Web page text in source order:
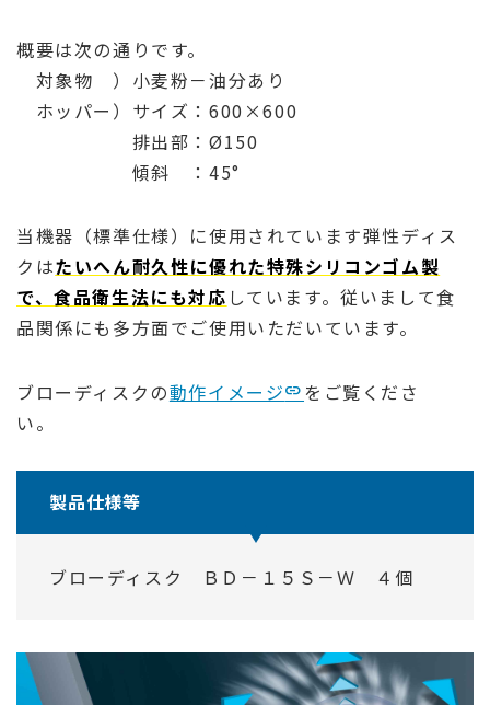
概要は次の通りです。
対象物 ）小麦粉－油分あり
ホッパー）サイズ：600×600
排出部：Ø150
傾斜 ：45°
当機器（標準仕様）に使用されています弾性ディス
クはたいへん耐久性に優れた特殊シリコンゴム製
で、食品衛生法にも対応 しています。従いまして食
品関係にも多方面でご使用いただいています。
ブローディスクの動作イメージ
をご覧くださ
い。
製品仕様等
ブローディスク ＢＤ－１５Ｓ－Ｗ ４個